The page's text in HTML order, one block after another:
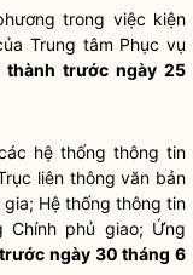
trong việc kiện
Trung tâm Phục vụ
thành trước ngày 25
hệ thống thông tin
liên thông văn bản
gia; Hệ thống thông tin
Chính phủ giao; Ứng
ngày 30 tháng 6